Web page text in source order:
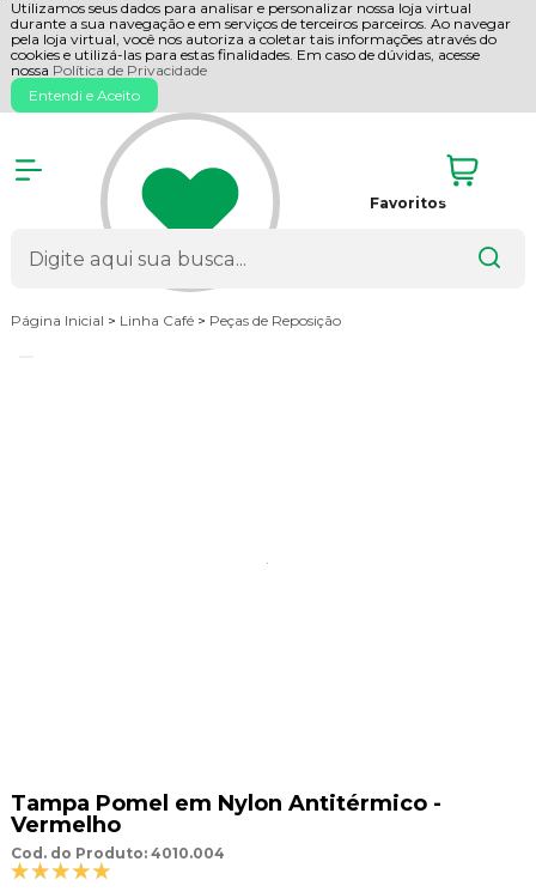
Utilizamos seus dados para analisar e personalizar nossa loja virtual
durante a sua navegação e em serviços de terceiros parceiros. Ao navegar
pela loja virtual, você nos autoriza a coletar tais informações através do
cookies e utilizá-las para estas finalidades. Em caso de dúvidas, acesse
nossa Política de Privacidade
Entendi e Aceito
Favoritos
Página Inicial > Linha Café > Peças de Reposição
Tampa Pomel em Nylon Antitérmico -
Vermelho
Cod. do Produto: 4010.004